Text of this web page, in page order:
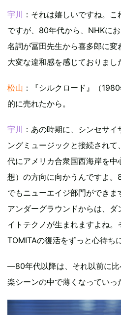
宇川
：それは嬉しいですね。
ですが、80年代から、NHKに
名詞が冨田先生から喜多郎に
大変な違和感を感じておりまし
松山 ：『シルクロード』（
的に売れたから。
宇川
：あの時期に、シンセサ
ングミュージックと接続され
代にアメリカ合衆国西海岸を
想）の方向に向かうんですよ。
でもニューエイジ部門ができ
アンダーグラウンドからは、ダ
イトテクノが生まれますよね
TOMITAの復活をずっと心待ち
―80年代以降は、それ以前に
楽シーンの中で薄くなっていっ